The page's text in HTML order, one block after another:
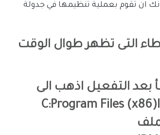
ان تقوم بعملية تنظيمها في جدولة
التى تظهر طوال الوقت
التفعيل اذهب الى
C:Program Files